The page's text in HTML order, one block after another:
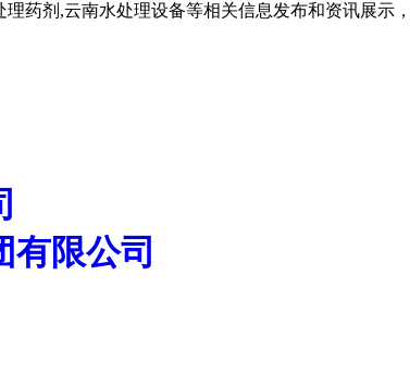
理药剂,云南水处理设备等相关信息发布和资讯展示
有限公司